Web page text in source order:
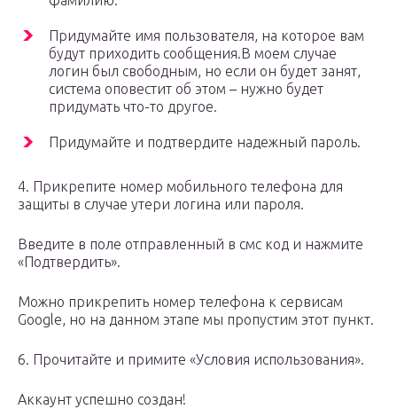
Придумайте имя пользователя, на которое вам
будут приходить сообщения.В моем случае
логин был свободным, но если он будет занят,
система оповестит об этом – нужно будет
придумать что-то другое.
Придумайте и подтвердите надежный пароль.
4. Прикрепите номер мобильного телефона для
защиты в случае утери логина или пароля.
Введите в поле отправленный в смс код и нажмите
«Подтвердить».
Можно прикрепить номер телефона к сервисам
Google, но на данном этапе мы пропустим этот пункт.
6. Прочитайте и примите «Условия использования».
Аккаунт успешно создан!